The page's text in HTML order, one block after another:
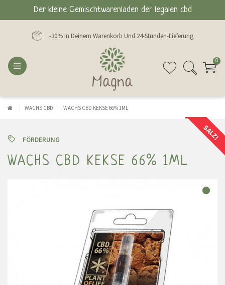
Der kleine Gemischtwarenladen der legalen cbd
-30% In Deinem Warenkorb Und 24-Stunden-Lieferung
0
WACHS CBD WACHS CBD KEKSE 66% 1ML
SALZ!
FÖRDERUNG
WACHS CBD KEKSE 66% 1ML